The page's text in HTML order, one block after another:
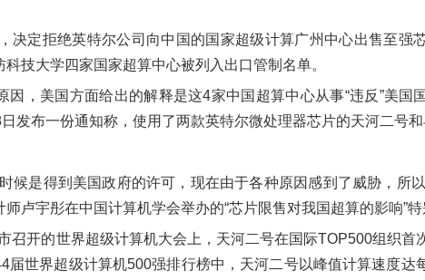
决定拒绝英特尔公司向中国的国家超级计算广州中心出售至强
技大学四家国家超算中心被列入出口管制名单。
因，美国方面给出的解释是这4家中国超算中心从事“违反”美
发布一份通知称，使用了两款英特尔微处理器芯片的天河二号和
候是得到美国政府的许可，现在由于各种原因感到了威胁，所
卢宇彤在中国计算机学会举办的“芯片限售对我国超算的影响”特
召开的世界超级计算机大会上，天河二号在国际TOP500组织
届世界超级计算机500强排行榜中，天河二号以峰值计算速度